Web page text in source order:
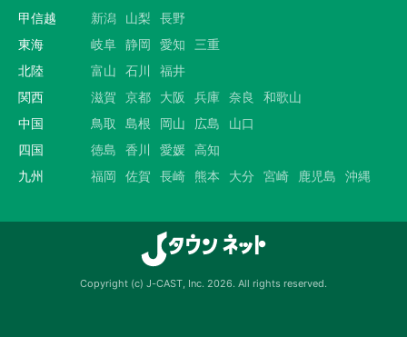
甲信越
新潟 山梨
長野
東海
岐阜 静岡 愛知
三重
北陸
富山 石川
福井
関西
滋賀 京都 大阪 兵庫 奈良
和歌山
中国
鳥取 島根 岡山 広島
山口
四国
徳島 香川 愛媛 高知
九州
福岡 佐賀 長崎 熊本 大分 宮崎 鹿児島 沖縄
Copyright (c) J-CAST, Inc. 2026. All rights reserved.